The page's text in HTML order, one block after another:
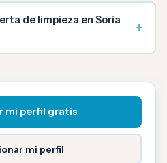
de limpieza en Soria
+
mi perfil gratis
mi perfil